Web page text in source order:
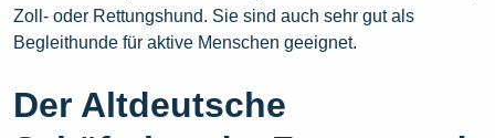
Zoll- oder Rettungshund. Sie sind auch sehr gut als
Begleithunde für aktive Menschen geeignet.
Der Altdeutsche